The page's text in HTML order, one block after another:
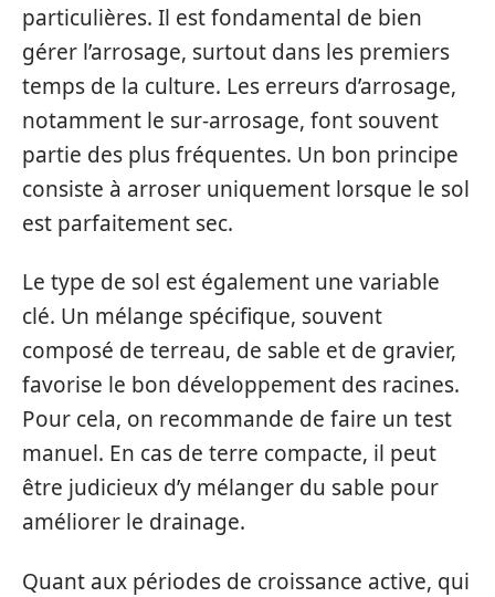
particulières. Il est fondamental de bien
gérer l’arrosage, surtout dans les premiers
temps de la culture. Les erreurs d’arrosage,
notamment le sur-arrosage, font souvent
partie des plus fréquentes. Un bon principe
consiste à arroser uniquement lorsque le sol
est parfaitement sec.
Le type de sol est également une variable
clé. Un mélange spécifique, souvent
composé de terreau, de sable et de gravier,
favorise le bon développement des racines.
Pour cela, on recommande de faire un test
manuel. En cas de terre compacte, il peut
être judicieux d’y mélanger du sable pour
améliorer le drainage.
Quant aux périodes de croissance active, qui